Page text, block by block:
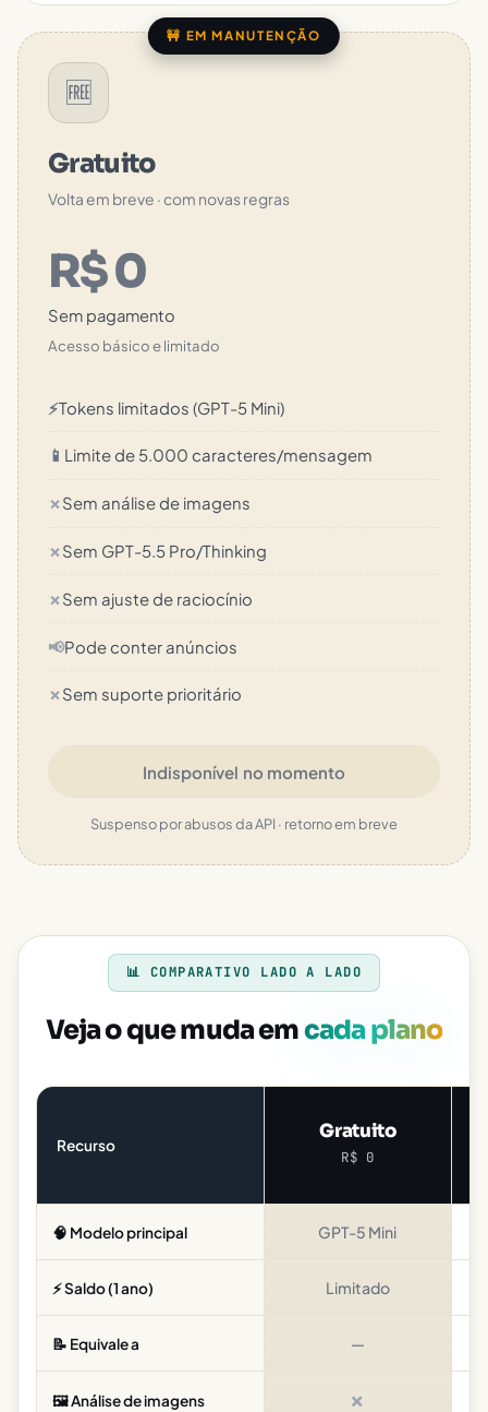
🚧 EM MANUTENÇÃO
🆓
Gratuito
Volta em breve · com novas regras
R$ 0
Sem pagamento
Acesso básico e limitado
⚡Tokens limitados (GPT-5 Mini)
📱 Limite de 5.000 caracteres/mensagem
✗Sem análise de imagens
✗Sem GPT-5.5 Pro/Thinking
✗Sem ajuste de raciocínio
📢Pode conter anúncios
✗Sem suporte prioritário
Indisponível no momento
Suspenso por abusos da API · retorno em breve
📊 COMPARATIVO LADO A LADO
Veja o que muda emcada plano
Recurso
Gratuito
R$ 0
🧠 Modelo principal GPT-5 Mini
⚡ Saldo (1 ano) Limitado
📝 Equivale a —
🖼️ Análise de imagens ✗